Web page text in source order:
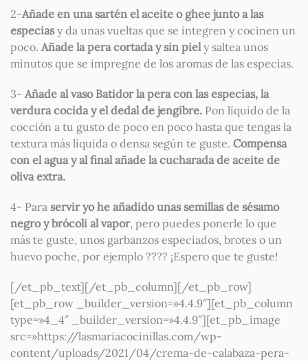
2-Añade en una sartén el aceite o ghee junto a las
especiasy da unas vueltas que se integren y cocinen un
poco. Añade la pera cortada y sin piel y saltea unos
minutos que se impregne de los aromas de las especias.
3- Añade al vaso Batidor la pera con las especias, la
verdura cocida y el dedal de jengibre. Pon líquido de la
cocción a tu gusto de poco en poco hasta que tengas la
textura más líquida o densa según te guste. Compensa
con el agua y al final añade la cucharada de aceite de
oliva extra.
4- Para servir yo he añadido unas semillas de sésamo
negro y brócoli al vapor, pero puedes ponerle lo que
más te guste, unos garbanzos especiados, brotes o un
huevo poche, por ejemplo ???? ¡Espero que te guste!
[/et_pb_text][/et_pb_column][/et_pb_row]
[et_pb_row _builder_version=»4.4.9″][et_pb_column
type=»4_4″ _builder_version=»4.4.9″][et_pb_image
src=»https://lasmariacocinillas.com/wp-
content/uploads/2021/04/crema-de-calabaza-pera-